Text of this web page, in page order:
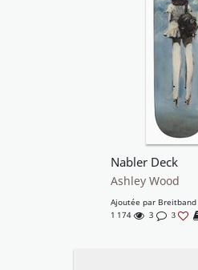
Nabler Deck
Ashley Wood
Ajoutée par Breitband
1 174
3 3